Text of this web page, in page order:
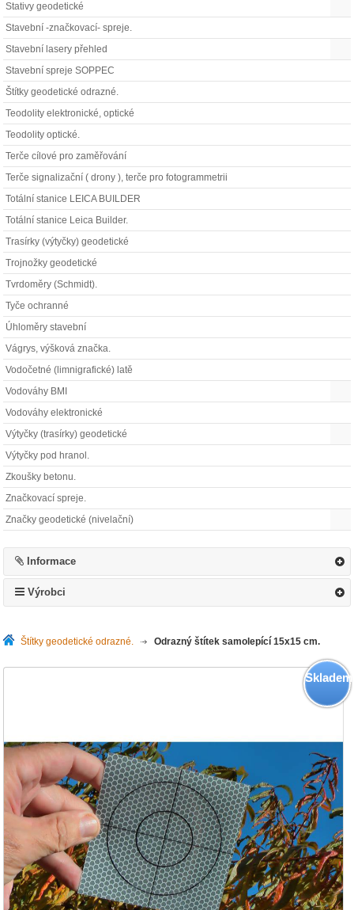
Stativy geodetické
Stavební -značkovací- spreje.
Stavební lasery přehled
Stavební spreje SOPPEC
Štítky geodetické odrazné.
Teodolity elektronické, optické
Teodolity optické.
Terče cílové pro zaměřování
Terče signalizační ( drony ), terče pro fotogrammetrii
Totální stanice LEICA BUILDER
Totální stanice Leica Builder.
Trasírky (výtyčky) geodetické
Trojnožky geodetické
Tvrdoměry (Schmidt).
Tyče ochranné
Úhloměry stavební
Vágrys, výšková značka.
Vodočetné (limnigrafické) latě
Vodováhy BMI
Vodováhy elektronické
Výtyčky (trasírky) geodetické
Výtyčky pod hranol.
Zkoušky betonu.
Značkovací spreje.
Značky geodetické (nivelační)
Informace
Výrobci
Štítky geodetické odrazné. >Odrazný štítek samolepící 15x15 cm.
Skladem